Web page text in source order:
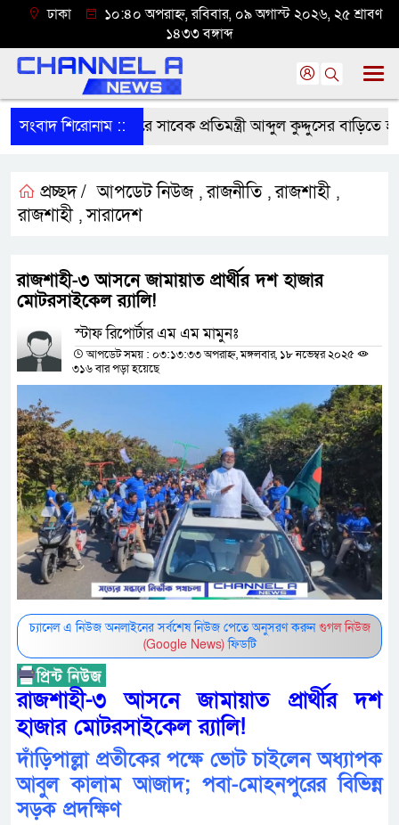
ঢাকা
১০:৪০ অপরাহ্ন, রবিবার, ০৯ অগাস্ট ২০২৬, ২৫ শ্রাবণ
১৪৩৩ বঙ্গাব্দ
সংবাদ শিরোনাম ::নাটোরে সাবেক প্রতিমন্ত্রী আব্দুল কুদ্দুসের বাড়িতে
প্রচ্ছদ / আপডেট নিউজ ,রাজনীতি ,রাজশাহী ,
রাজশাহী ,সারাদেশ
রাজশাহী-৩ আসনে জামায়াত প্রার্থীর দশ হাজার
মোটরসাইকেল র‌্যালি!
স্টাফ রিপোর্টার এম এম মামুনঃ
আপডেট সময় : ০৩:১৩:৩৩ অপরাহ্ন, মঙ্গলবার, ১৮ নভেম্বর ২০২৫
৩১৬ বার পড়া হয়েছে
চ্যানেল এ নিউজ অনলাইনের সর্বশেষ নিউজ পেতে অনুসরণ করুনগুগল নিউজ
(Google News)ফিডটি
রাজশাহী-৩ আসনে জামায়াত প্রার্থীর দশ
হাজার মোটরসাইকেল র‌্যালি!
দাঁড়িপাল্লা প্রতীকের পক্ষে ভোট চাইলেন অধ্যাপক
আবুল কালাম আজাদ; পবা-মোহনপুরের বিভিন্ন
সড়ক প্রদক্ষিণ